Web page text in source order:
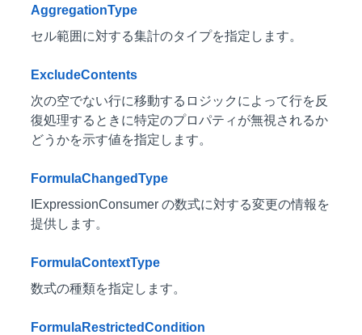
AggregationType
セル範囲に対する集計のタイプを指定します。
ExcludeContents
次の空でない行に移動するロジックによって行を反
復処理するときに特定のプロパティが無視されるか
どうかを示す値を指定します。
FormulaChangedType
IExpressionConsumer の数式に対する変更の情報を
提供します。
FormulaContextType
数式の種類を指定します。
FormulaRestrictedCondition